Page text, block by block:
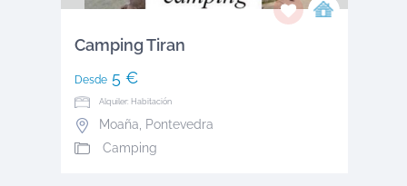
Camping Tiran
Desde5 €
Alquiler: Habitación
Moaña
Pontevedra
Camping